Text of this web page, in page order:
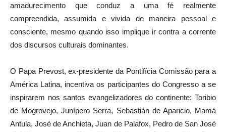
amadurecimento que conduz a uma fé realmente
compreendida, assumida e vivida de maneira pessoal e
consciente, mesmo quando isso implique ir contra a corrente
dos discursos culturais dominantes.
O Papa Prevost, ex-presidente da Pontifícia Comissão para a
América Latina, incentiva os participantes do Congresso a se
inspirarem nos santos evangelizadores do continente: Toribio
de Mogrovejo, Junípero Serra, Sebastián de Aparicio, Mamá
Antula, José de Anchieta, Juan de Palafox, Pedro de San José